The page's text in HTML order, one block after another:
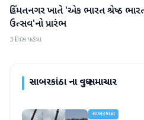
સાબરકાંઠા
હિંમતનગર ખાતે 'એક ભારત શ્રેષ્ઠ
ઉત્સવ'નો પ્રારંભ
3 દિવસ પહેલા
સાબરકાંઠાના વધુ સમાચાર
સાબરકાંઠા